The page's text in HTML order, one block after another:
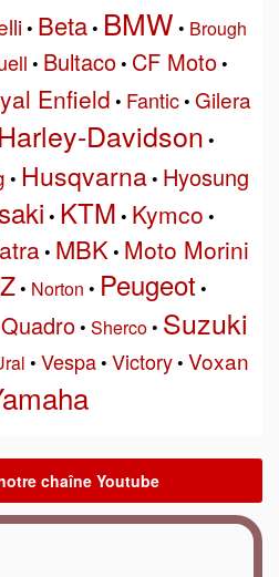
• Beta• BMW • Brough
• Bultaco• CF Moto•
Enfield • Fantic• Gilera
Harley-Davidson •
• Husqvarna• Hyosung
• KTM • Kymco •
• MBK• Moto Morini
• Norton • Peugeot •
Quadro• Sherco• Suzuki
• Vespa• Victory• Voxan